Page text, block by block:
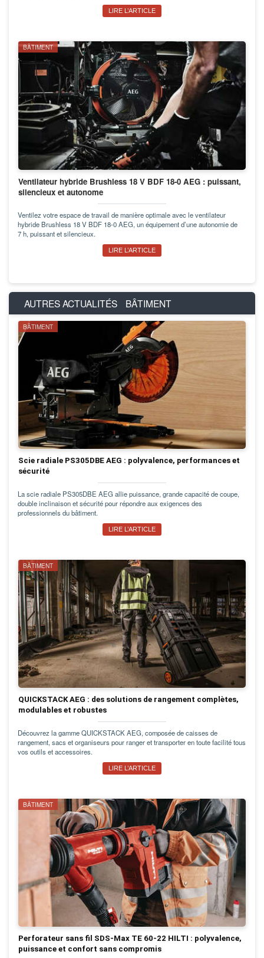
LIRE L’ARTICLE
BÂTIMENT
Ventilateur hybride Brushless 18 V BDF 18-0 AEG : puissant,
silencieux et autonome
Ventilez votre espace de travail de manière optimale avec le ventilateur
hybride Brushless 18 V BDF 18-0 AEG, un équipement d’une autonomie de
7 h, puissant et silencieux.
LIRE L’ARTICLE
AUTRES ACTUALITÉS BÂTIMENT
BÂTIMENT
Scie radiale PS305DBE AEG : polyvalence, performances et
sécurité
La scie radiale PS305DBE AEG allie puissance, grande capacité de coupe,
double inclinaison et sécurité pour répondre aux exigences des
professionnels du bâtiment.
LIRE L’ARTICLE
BÂTIMENT
QUICKSTACK AEG : des solutions de rangement complètes,
modulables et robustes
Découvrez la gamme QUICKSTACK AEG, composée de caisses de
rangement, sacs et organiseurs pour ranger et transporter en toute facilité tous
vos outils et accessoires.
LIRE L’ARTICLE
BÂTIMENT
Perforateur sans fil SDS-Max TE 60-22 HILTI : polyvalence,
puissance et confort sans compromis